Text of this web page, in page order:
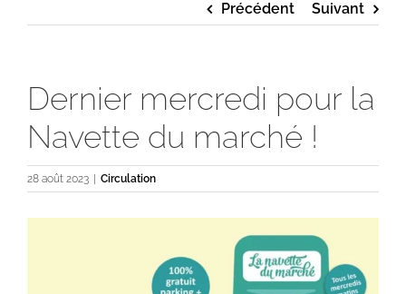
Précédent Suivant
Dernier mercredi pour la
Navette du marché !
28 août 2023 Circulation